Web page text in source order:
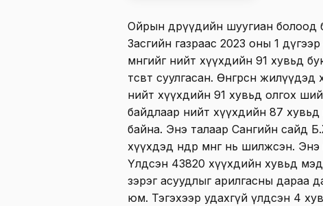
Ойрын өдрүүдийн шуугиан болоод
Засгийн газраас 2023 оны 1
мөнгийг нийт хүүхдийн 91 хувьд
төсөвт суулгасан. Өнгөрсөн
нийт хүүхдийн 91 хувьд олгох
байдлаар нийт хүүхдийн 87 хувьд
байна. Энэ талаар Сангийн сайд
хүүхдэд өнөөдөр мөнгө нь шилжсэн.
Үлдсэн 43820 хүүхдийн хувьд
зэрэг асуудлыг арилгасны дараа
юм. Тэгэхээр удахгүй үлдсэн 4